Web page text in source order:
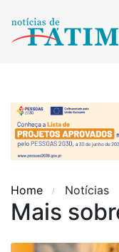
Home Notícias
Mais